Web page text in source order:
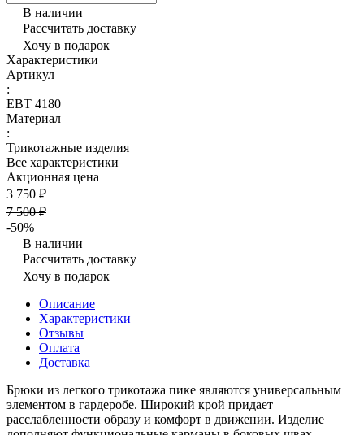
В наличии
Рассчитать доставку
Хочу в подарок
Характеристики
Артикул
:
ЕВТ 4180
Материал
:
Трикотажные изделия
Все характеристики
Акционная цена
3 750 ₽
7 500 ₽
-50%
В наличии
Рассчитать доставку
Хочу в подарок
Описание
Характеристики
Отзывы
Оплата
Доставка
Брюки из легкого трикотажа пике являются универсальным
элементом в гардеробе. Широкий крой придает
расслабленности образу и комфорт в движении. Изделие